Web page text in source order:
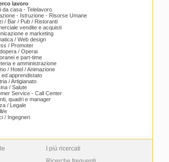
lavoro
da casa - Telelavoro
- Istruzione - Risorse Umane
/ Bar / Pub / Ristoranti
vendite e acquisti
e marketing
/ Web design
/ Promoter
/ Operai
e part-time
e amministrazione
/ Hotel / Animazione
ed apprendistato
/ Artigianato
/ Salute
Service - Call Center
quadri e manager
/ Legale
e
/ Ingegneri
I più ricercati